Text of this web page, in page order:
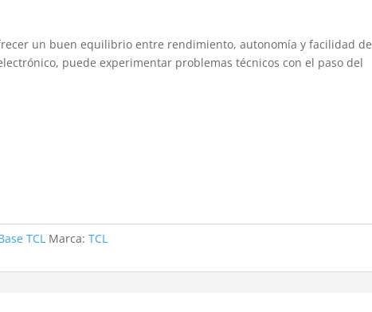
un buen equilibrio entre rendimiento, autonomía y facilidad de
puede experimentar problemas técnicos con el paso del
TCL Marca:TCL